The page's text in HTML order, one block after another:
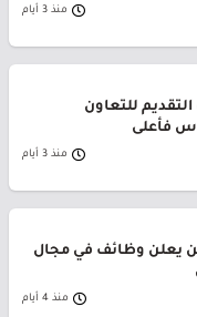
منذ 3 أيام
للتعاون
فأعلى
منذ 3 أيام
يعلن وظائف في مجال
منذ 4 أيام